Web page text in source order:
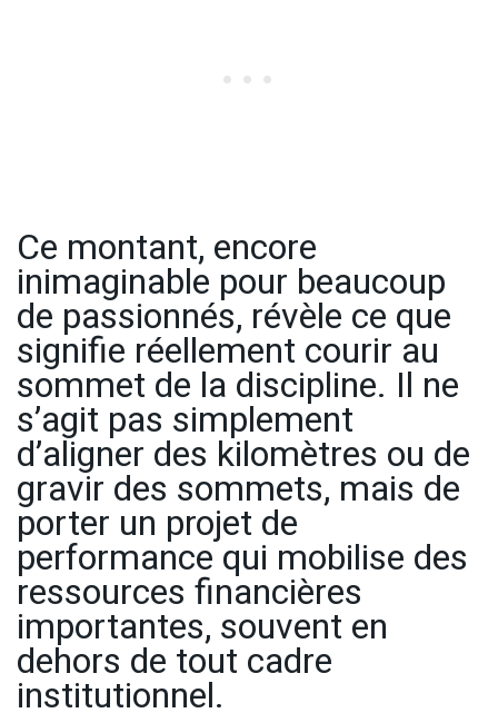
Ce montant, encore
inimaginable pour beaucoup
de passionnés, révèle ce que
signifie réellement courir au
sommet de la discipline. Il ne
s’agit pas simplement
d’aligner des kilomètres ou de
gravir des sommets, mais de
porter un projet de
performance qui mobilise des
ressources financières
importantes, souvent en
dehors de tout cadre
institutionnel.